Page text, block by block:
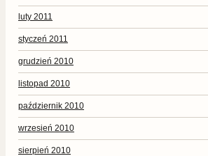
luty 2011
styczeń 2011
grudzień 2010
listopad 2010
październik 2010
wrzesień 2010
sierpień 2010